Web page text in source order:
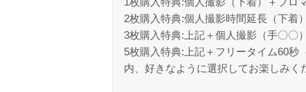
2枚購入特典:個人撮影時間延長（下着
3枚購入特典:上記＋個人撮影（手〇〇
5枚購入特典:上記＋フリータイム60
内、好きなように選択してお楽しみく